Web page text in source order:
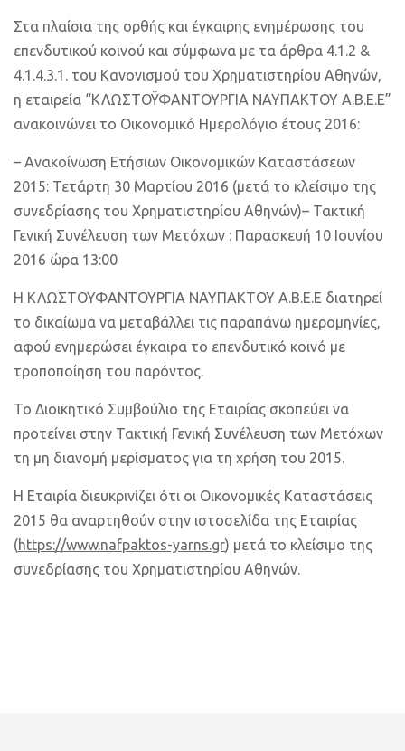
Στα πλαίσια της ορθής και έγκαιρης ενημέρωσης του
επενδυτικού κοινού και σύμφωνα με τα άρθρα 4.1.2 &
4.1.4.3.1. του Κανονισμού του Χρηματιστηρίου Αθηνών,
η εταιρεία “ΚΛΩΣΤΟΫΦΑΝΤΟΥΡΓΙΑ ΝΑΥΠΑΚΤΟΥ Α.Β.Ε.Ε”
ανακοινώνει το Οικονομικό Ημερολόγιο έτους 2016:
– Ανακοίνωση Ετήσιων Οικονομικών Καταστάσεων
2015: Τετάρτη 30 Μαρτίου 2016 (μετά το κλείσιμο της
συνεδρίασης του Χρηματιστηρίου Αθηνών)– Τακτική
Γενική Συνέλευση των Μετόχων : Παρασκευή 10 Ιουνίου
2016 ώρα 13:00
Η ΚΛΩΣΤΟΥΦΑΝΤΟΥΡΓΙΑ ΝΑΥΠΑΚΤΟΥ Α.Β.Ε.Ε διατηρεί
το δικαίωμα να μεταβάλλει τις παραπάνω ημερομηνίες,
αφού ενημερώσει έγκαιρα το επενδυτικό κοινό με
τροποποίηση του παρόντος.
Το Διοικητικό Συμβούλιο της Εταιρίας σκοπεύει να
προτείνει στην Τακτική Γενική Συνέλευση των Μετόχων
τη μη διανομή μερίσματος για τη χρήση του 2015.
Η Εταιρία διευκρινίζει ότι οι Οικονομικές Καταστάσεις
2015 θα αναρτηθούν στην ιστοσελίδα της Εταιρίας
(https://www.nafpaktos-yarns.gr) μετά το κλείσιμο της
συνεδρίασης του Χρηματιστηρίου Αθηνών.